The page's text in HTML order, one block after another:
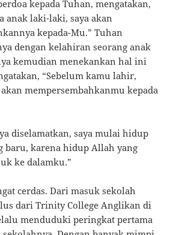
kepada Tuhan, mengatakan,
anak laki-laki, saya akan
kepada-Mu.” Tuhan
dengan kelahiran seorang anak
kemudian menekankan hal ini
“Sebelum kamu lahir,
mempersembahkanmu kepada
diselamatkan, saya mulai hidup
baru, karena hidup Allah yang
ke dalamku.”
cerdas. Dari masuk sekolah
dari Trinity College Anglikan di
menduduki peringkat pertama